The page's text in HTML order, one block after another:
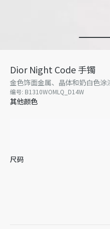
Dior Night Code 手镯
金色饰面金属、晶体和奶白色涂
编号: B1310WOMLQ_D14W
其他颜色
尺码